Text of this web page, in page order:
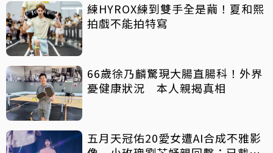
練HYROX練到雙手全是繭！夏和熙
拍戲不能拍特寫
66歲徐乃麟驚現大腸直腸科！外界
憂健康狀況 本人親揭真相
五月天冠佑20愛女遭AI合成不雅影